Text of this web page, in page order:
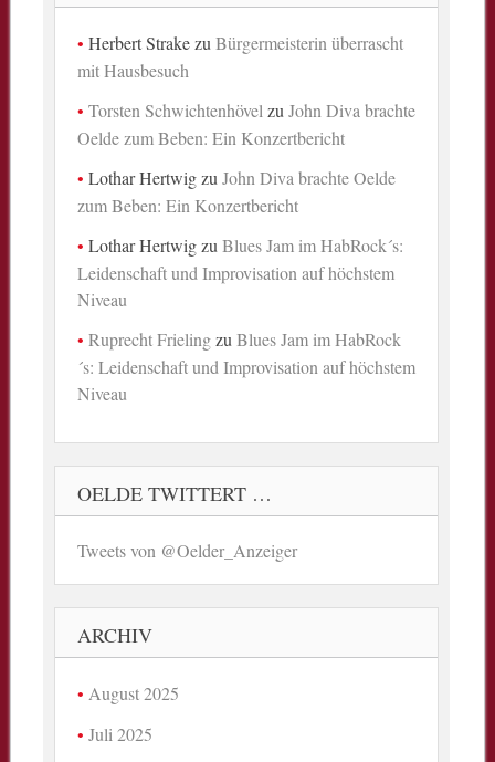
Herbert StrakezuBürgermeisterin überrascht
mit Hausbesuch
Torsten Schwichtenhövel zuJohn Diva brachte
Oelde zum Beben: Ein Konzertbericht
Lothar HertwigzuJohn Diva brachte Oelde
zum Beben: Ein Konzertbericht
Lothar HertwigzuBlues Jam im HabRock´s:
Leidenschaft und Improvisation auf höchstem
Niveau
Ruprecht FrielingzuBlues Jam im HabRock
´s: Leidenschaft und Improvisation auf höchstem
Niveau
OELDE TWITTERT …
Tweets von @Oelder_Anzeiger
ARCHIV
August 2025
Juli 2025